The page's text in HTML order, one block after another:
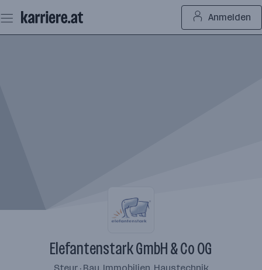
Seiteninhalt
springen
Anmelden
Elefantenstark GmbH & Co OG